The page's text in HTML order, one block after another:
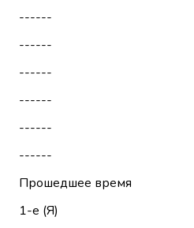
------
------
------
------
------
------
Прошедшее время
1-е (Я)